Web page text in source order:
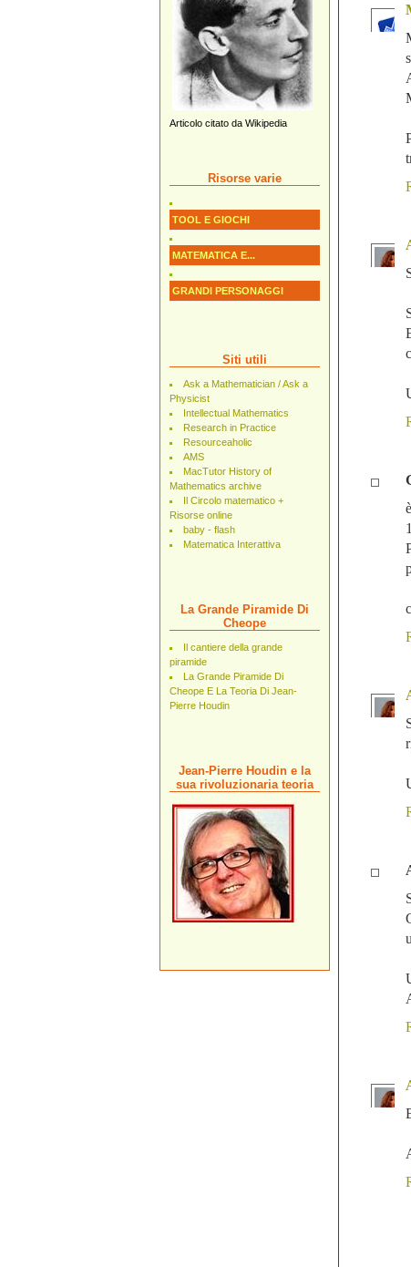
Articolo citato da Wikipedia
Risorse varie
TOOL E GIOCHI
MATEMATICA E...
GRANDI PERSONAGGI
Siti utili
Ask a Mathematician / Ask a
Physicist
Intellectual Mathematics
Research in Practice
Resourceaholic
AMS
MacTutor History of
Mathematics archive
Il Circolo matematico +
Risorse online
baby - flash
Matematica Interattiva
La Grande Piramide Di
Cheope
Il cantiere della grande
piramide
La Grande Piramide Di
Cheope E La Teoria Di Jean-
Pierre Houdin
Jean-Pierre Houdin e la
sua rivoluzionaria teoria